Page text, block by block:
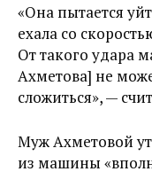
«Она пытается
ехала со
От такого удара
Ахметова] не
сложиться», —
Муж Ахметовой
из машины